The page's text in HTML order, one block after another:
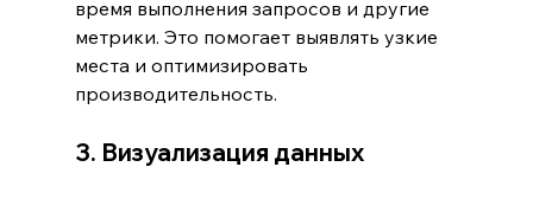
время выполнения запросов и другие
метрики. Это помогает выявлять узкие
места и оптимизировать
производительность.
3. Визуализация данных